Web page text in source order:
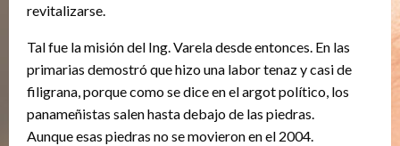
revitalizarse.
Tal fue la misión del Ing. Varela desde entonces. En las
primarias demostró que hizo una labor tenaz y casi de
filigrana, porque como se dice en el argot político, los
panameñistas salen hasta debajo de las piedras.
Aunque esas piedras no se movieron en el 2004.